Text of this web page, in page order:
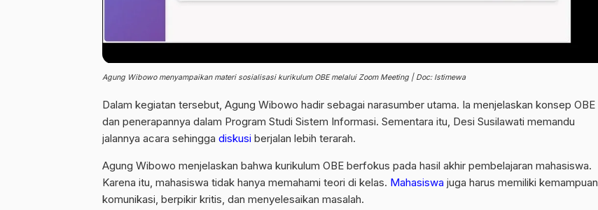
Agung Wibowo menyampaikan materi sosialisasi kurikulum OBE melalui Zoom Meeting | Doc: Istimewa
Dalam kegiatan tersebut, Agung Wibowo hadir sebagai narasumber utama. Ia menjelaskan konsep OBE
dan penerapannya dalam Program Studi Sistem Informasi. Sementara itu, Desi Susilawati memandu
jalannya acara sehingga diskusi berjalan lebih terarah.
Agung Wibowo menjelaskan bahwa kurikulum OBE berfokus pada hasil akhir pembelajaran mahasiswa.
Karena itu, mahasiswa tidak hanya memahami teori di kelas. Mahasiswa juga harus memiliki kemampuan
komunikasi, berpikir kritis, dan menyelesaikan masalah.